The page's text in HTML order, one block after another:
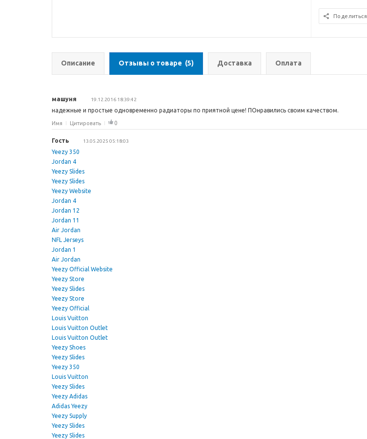
Поделиться
Описание Отзывы о товаре (5) Доставка Оплата
машуня 19.12.2016 18:39:42
надежные и простые одновременно радиаторы по приятной цене! ПОнравились своим качеством.
Имя Цитировать 0
Гость 13.05.2025 05:18:03
Yeezy 350
Jordan 4
Yeezy Slides
Yeezy Slides
Yeezy Website
Jordan 4
Jordan 12
Jordan 11
Air Jordan
NFL Jerseys
Jordan 1
Air Jordan
Yeezy Official Website
Yeezy Store
Yeezy Slides
Yeezy Store
Yeezy Official
Louis Vuitton
Louis Vuitton Outlet
Louis Vuitton Outlet
Yeezy Shoes
Yeezy Slides
Yeezy 350
Louis Vuitton
Yeezy Slides
Yeezy Adidas
Adidas Yeezy
Yeezy Supply
Yeezy Slides
Yeezy Slides